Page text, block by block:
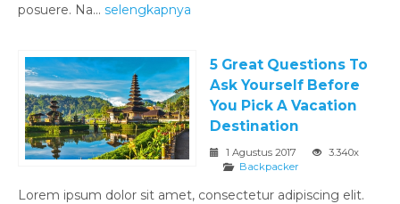
posuere. Na... selengkapnya
5 Great Questions To
Ask Yourself Before
You Pick A Vacation
Destination
1 Agustus 2017
3.340x
Backpacker
Lorem ipsum dolor sit amet, consectetur adipiscing elit.